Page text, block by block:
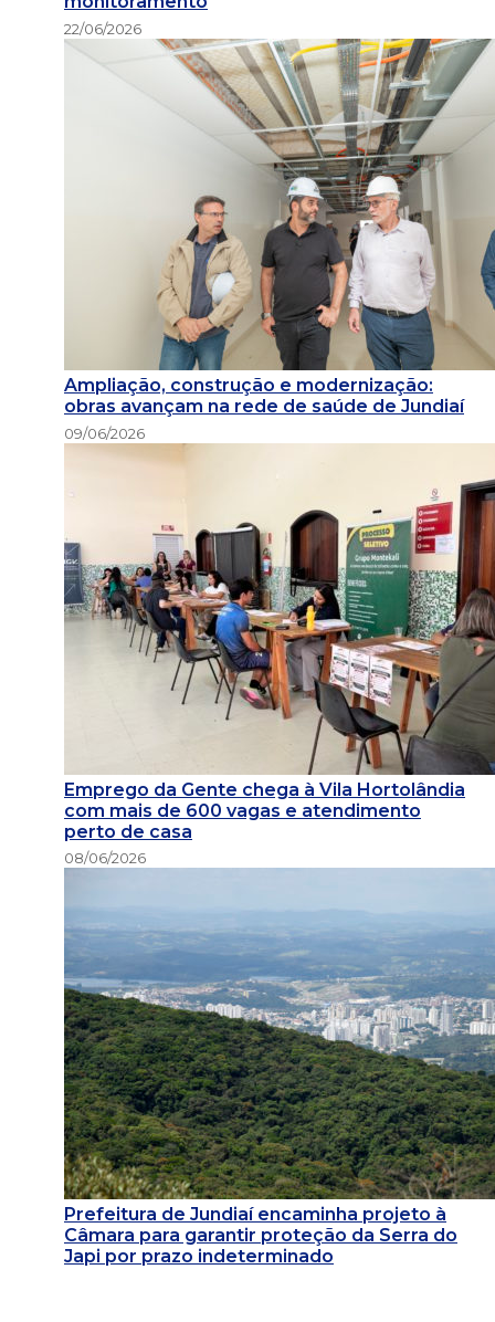
22/06/2026
Ampliação, construção e modernização:
obras avançam na rede de saúde de Jundiaí
09/06/2026
Emprego da Gente chega à Vila Hortolândia
com mais de 600 vagas e atendimento
perto de casa
08/06/2026
Prefeitura de Jundiaí encaminha projeto à
Câmara para garantir proteção da Serra do
Japi por prazo indeterminado